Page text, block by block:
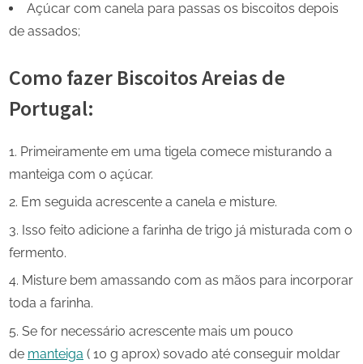
Açúcar com canela para passas os biscoitos depois
de assados;
Como fazer Biscoitos Areias de
Portugal:
Primeiramente em uma tigela comece misturando a
manteiga com o açúcar.
Em seguida acrescente a canela e misture.
Isso feito adicione a farinha de trigo já misturada com o
fermento.
Misture bem amassando com as mãos para incorporar
toda a farinha.
Se for necessário acrescente mais um pouco
de manteiga ( 10 g aprox) sovado até conseguir moldar